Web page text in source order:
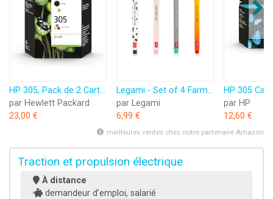
HP 305, Pack de 2 Cartouches d’Encre Originales, 6ZD17AE, Noir, Cyan, Jaune, Magenta
par Hewlett Packard
23,00 €
Legami - Set of 4 Farm Sweet Farm Erasable Gel Pens, Stylos à encre thermosensible effaçable, noir, rose, vert, rouge, efface sans consommer de feuille, pointe 0,7 mm
par Legami
6,99 €
par HP
12,60 €
meilleures ventes chez notre partenaire Amazon
Traction et propulsion électrique
À distance
demandeur d’emploi, salarié